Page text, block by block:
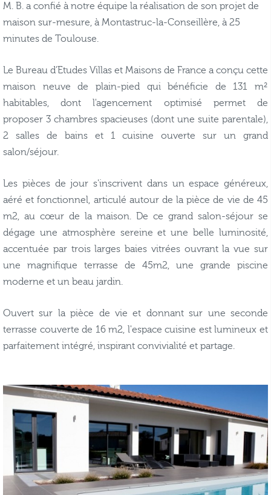
M. B. a confié à notre équipe la réalisation de son projet de
maison sur-mesure, à Montastruc-la-Conseillère, à 25
minutes de Toulouse.
Le Bureau d’Etudes Villas et Maisons de France a conçu cette
maison neuve de plain-pied qui bénéficie de 131 m²
habitables, dont l'agencement optimisé permet de
proposer 3 chambres spacieuses (dont une suite parentale),
2 salles de bains et 1 cuisine ouverte sur un grand
salon/séjour.
Les pièces de jour s'inscrivent dans un espace généreux,
aéré et fonctionnel, articulé autour de la pièce de vie de 45
m2, au cœur de la maison. De ce grand salon-séjour se
dégage une atmosphère sereine et une belle luminosité,
accentuée par trois larges baies vitrées ouvrant la vue sur
une magnifique terrasse de 45m2, une grande piscine
moderne et un beau jardin.
Ouvert sur la pièce de vie et donnant sur une seconde
terrasse couverte de 16 m2, l'espace cuisine est lumineux et
parfaitement intégré, inspirant convivialité et partage.